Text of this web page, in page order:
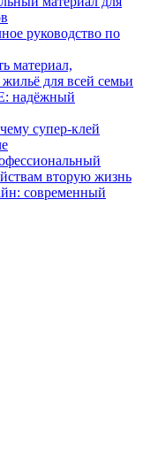
руководство по
материал,
для всей семьи
надёжный
супер‑клей
вторую жизнь
современный